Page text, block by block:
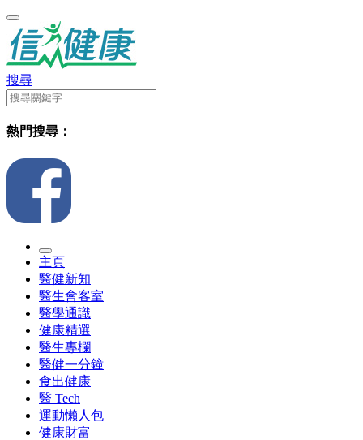
搜尋
熱門搜尋：
主頁
醫健新知
醫生會客室
醫學通識
健康精選
醫生專欄
醫健一分鐘
食出健康
醫 Tech
運動懶人包
健康財富